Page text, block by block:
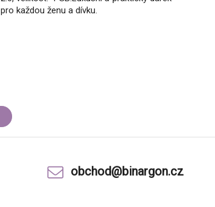
pro každou ženu a dívku.
obchod@binargon.cz